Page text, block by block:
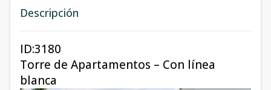
Descripción
ID:3180
Torre de Apartamentos – Con línea
blanca